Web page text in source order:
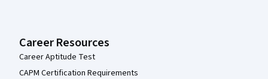
Career Resources
Career Aptitude Test
CAPM Certification Requirements